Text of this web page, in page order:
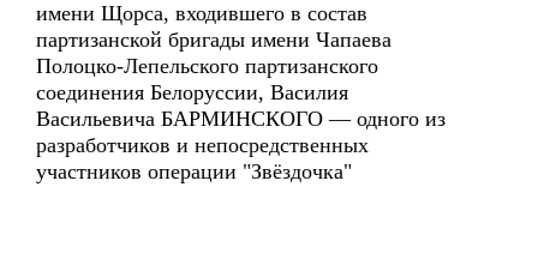
имени Щорса, входившего в состав
партизанской бригады имени Чапаева
Полоцко-Лепельского партизанского
соединения Белоруссии, Василия
Васильевича БАРМИНСКОГО — одного из
разработчиков и непосредственных
участников операции "Звёздочка"